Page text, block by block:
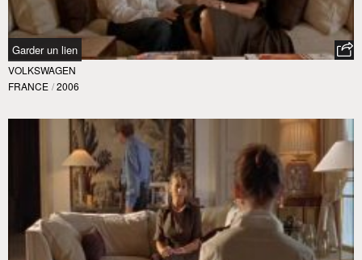
Garder un lien
VOLKSWAGEN
FRANCE / 2006